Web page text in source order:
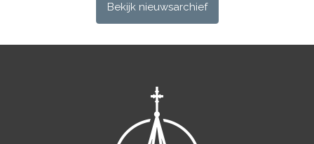
Bekijk nieuwsarchief